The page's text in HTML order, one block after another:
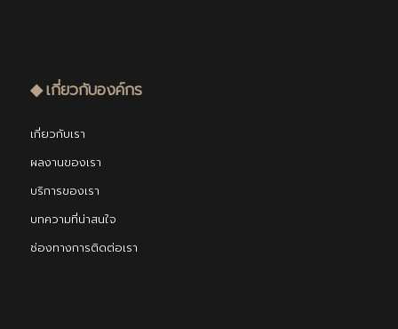
◆ เกี่ยวกับองค์กร
เกี่ยวกับเรา
ผลงานของเรา
บริการของเรา
บทความที่น่าสนใจ
ช่องทางการติดต่อเรา